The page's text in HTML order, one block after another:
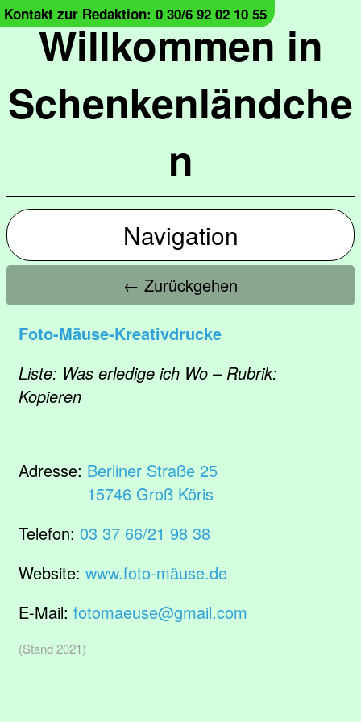
Willkommen in
Schenkenländche
n
Kontakt zur Redaktion: 0 30/6 92 02 10 55
Navigation
← Zurückgehen
Foto-Mäuse-Kreativdrucke
Liste: Was erledige ich Wo – Rubrik:
Kopieren
Adresse: Berliner Straße 25
15746 Groß Köris
Telefon: 03 37 66/21 98 38
Website: www.foto-mäuse.de
E-Mail: fotomaeuse@gmail.com
(Stand 2021)